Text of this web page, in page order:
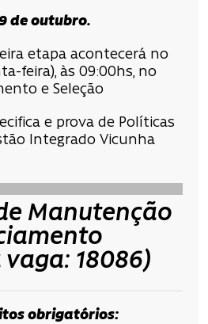
de outubro.
etapa acontecerá no
feira), às 09:00hs, no
e Seleção
e prova de Políticas
Integrado Vicunha
Manutenção
18086)
obrigatórios: